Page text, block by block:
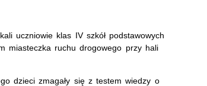
uczniowie klas IV szkół podstawowych
miasteczka ruchu drogowego przy hali
dzieci zmagały się z testem wiedzy o